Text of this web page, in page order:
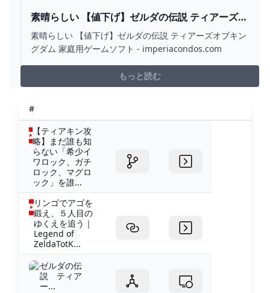
発売日を調べることで約2か月後だという予測はつけられ
ました。 そうなった根拠を解説します。 あわせて読みた
い.「ゼルダの伝説
素晴らしい 【値下げ】ゼルダの伝説 ティアーズオ
ブキングダム 家庭用ゲームソフト -
IMPERIACONDOS.COM
素晴らしい 【値下げ】ゼルダの伝説 ティアーズオブキン
グダム 家庭用ゲームソフト - imperiacondos.com
もっと読む
#
【ティアキン攻
略】まだ誰も知
らない「希少イ
ワロック、ガチ
ロック、マグロ
ック」を誰...
リンゴでアゴを
鍛え、５人目の
ゆくえを追う｜
Legend of
ZeldaTotK...
ゼルダの伝
説 ティア
ー...